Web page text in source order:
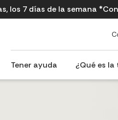
los 7 días de la semana
Tener ayuda ¿Qué es